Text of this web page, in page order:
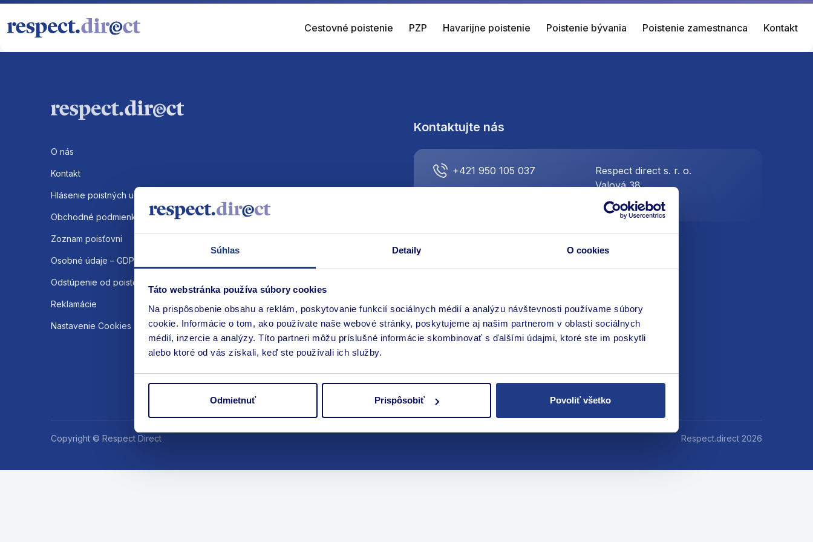
Súhlas Detaily O cookies
Táto webstránka používa súbory cookies
Na prispôsobenie obsahu a reklám, poskytovanie funkcií sociálnych médií a analýzu návštevnosti používame súbory
cookie. Informácie o tom, ako používate naše webové stránky, poskytujeme aj našim partnerom v oblasti sociálnych
médií, inzercie a analýzy. Títo partneri môžu príslušné informácie skombinovať s ďalšími údajmi, ktoré ste im poskytli
alebo ktoré od vás získali, keď ste používali ich služby.
Odmietnuť Prispôsobiť Povoliť všetko
Cestovné poistenie PZP Havarijne poistenie Poistenie bývania Poistenie zamestnanca Kontakt
O nás
Kontakt
Hlásenie poistných udalosti
Obchodné podmienky
Zoznam poisťovni
Osobné údaje – GDPR
Odstúpenie od poistenia
Reklamácie
Nastavenie Cookies
Kontaktujte nás
+421 950 105 037
Respect direct s. r. o.
Valová 38
Piešťany 921 01
Copyright © Respect Direct Respect.direct 2026